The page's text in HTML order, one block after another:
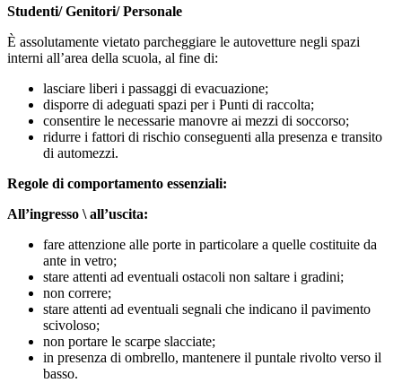
Studenti/ Genitori/ Personale
È assolutamente vietato parcheggiare le autovetture negli spazi
interni all’area della scuola, al fine di:
lasciare liberi i passaggi di evacuazione;
disporre di adeguati spazi per i Punti di raccolta;
consentire le necessarie manovre ai mezzi di soccorso;
ridurre i fattori di rischio conseguenti alla presenza e transito
di automezzi.
Regole di comportamento essenziali:
All’ingresso \ all’uscita:
fare attenzione alle porte in particolare a quelle costituite da
ante in vetro;
stare attenti ad eventuali ostacoli non saltare i gradini;
non correre;
stare attenti ad eventuali segnali che indicano il pavimento
scivoloso;
non portare le scarpe slacciate;
in presenza di ombrello, mantenere il puntale rivolto verso il
basso.